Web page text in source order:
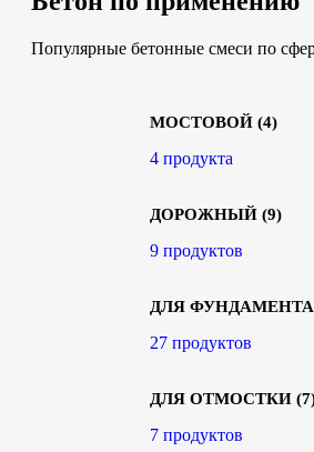
Популярные бетонные смеси по
МОСТОВОЙ (4)
4 продукта
ДОРОЖНЫЙ (9)
9 продуктов
ДЛЯ ФУНДАМЕНТА
27 продуктов
ДЛЯ ОТМОСТКИ
7 продуктов